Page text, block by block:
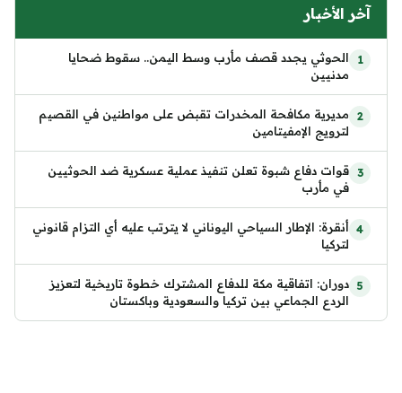
آخر الأخبار
الحوثي يجدد قصف مأرب وسط اليمن.. سقوط ضحايا
مدنيين
مديرية مكافحة المخدرات تقبض على مواطنين في القصيم
لترويج الإمفيتامين
قوات دفاع شبوة تعلن تنفيذ عملية عسكرية ضد الحوثيين
في مأرب
أنقرة: الإطار السياحي اليوناني لا يترتب عليه أي التزام قانوني
لتركيا
دوران: اتفاقية مكة للدفاع المشترك خطوة تاريخية لتعزيز
الردع الجماعي بين تركيا والسعودية وباكستان